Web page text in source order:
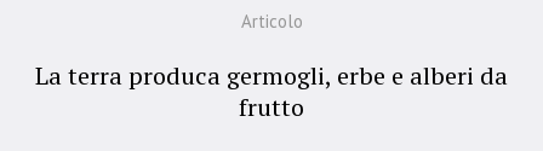
Articolo
La terra produca germogli, erbe e alberi da
frutto